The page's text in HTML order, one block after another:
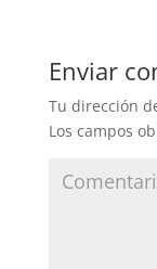
Enviar
Tu dirección
Los campos